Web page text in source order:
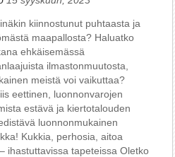
kiinnostunut puhtaasta ja
maapallosta? Haluatko
ehkäisemässä
ilmastonmuutosta,
meistä voi vaikuttaa?
eettinen, luonnonvarojen
estävä ja kiertotalouden
luonnonmukainen
Kukkia, perhosia, aitoa
ihastuttavissa tapeteissa Oletko